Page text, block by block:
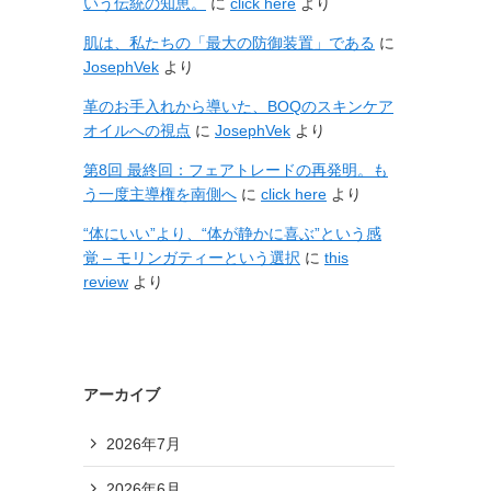
肌は、私たちの「最大の防御装置」である に
JosephVek より
革のお手入れから導いた、BOQのスキンケア
オイルへの視点 に JosephVek より
第8回 最終回：フェアトレードの再発明。も
う一度主導権を南側へ に click here より
“体にいい”より、“体が静かに喜ぶ”という感
覚 – モリンガティーという選択 に this
review より
アーカイブ
2026年7月